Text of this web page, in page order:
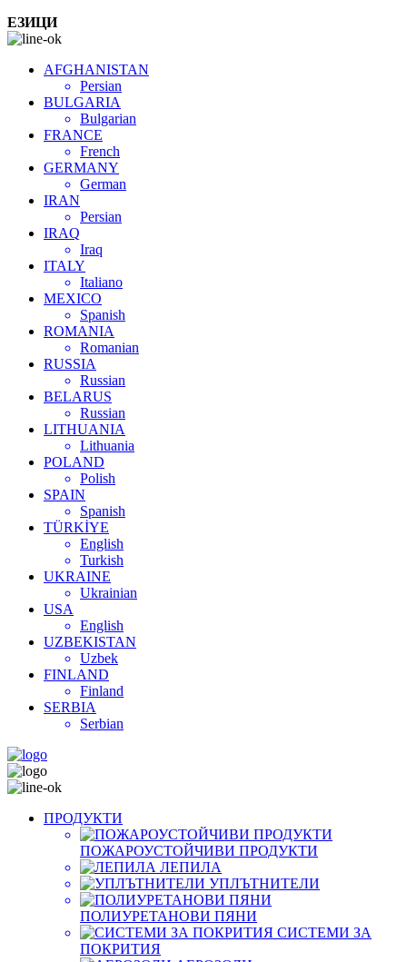
ЕЗИЦИ
AFGHANISTAN
Persian
BULGARIA
Bulgarian
FRANCE
French
GERMANY
German
IRAN
Persian
IRAQ
Iraq
ITALY
Italiano
MEXICO
Spanish
ROMANIA
Romanian
RUSSIA
Russian
BELARUS
Russian
LITHUANIA
Lithuania
POLAND
Polish
SPAIN
Spanish
TÜRKİYE
English
Turkish
UKRAINE
Ukrainian
USA
English
UZBEKISTAN
Uzbek
FINLAND
Finland
SERBIA
Serbian
ПРОДУКТИ
ПОЖАРОУСТОЙЧИВИ ПРОДУКТИ
ЛЕПИЛА
УПЛЪТНИТЕЛИ
ПОЛИУРЕТАНОВИ ПЯНИ
СИСТЕМИ ЗА
ПОКРИТИЯ